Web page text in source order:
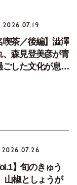
2026.07.19
喫茶／後編】澁澤
、森見登美彦が青
ごした文化が息づ
2026.07.26
】旬のきゅう
山椒としょうが